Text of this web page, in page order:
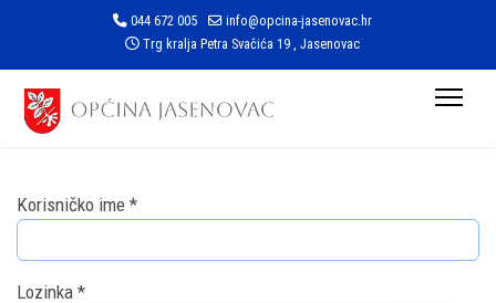
044 672 005
info@opcina-jasenovac.hr
Trg kralja Petra Svačića 19 , Jasenovac
Korisničko ime *
Lozinka *